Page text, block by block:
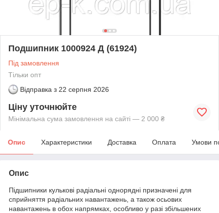
Подшипник 1000924 Д (61924)
Під замовлення
Тільки опт
Відправка з 22 серпня 2026
Ціну уточнюйте
Мінімальна сума замовлення на сайті — 2 000 ₴
Опис Характеристики Доставка Оплата Умови
Опис
Підшипники кулькові радіальні однорядні призначені для
сприйняття радіальних навантажень, а також осьових
навантажень в обох напрямках, особливо у разі збільшених